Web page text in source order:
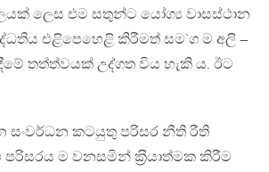
ලෙස එම සතුන්ට යෝග්‍ය වාසස්ථාන
එළිපෙහෙළි කිරීමත් සම`ග ම අලි –
තත්ත්වයක් උද්ගත විය හැකි ය. ඊට
සංවර්ධන කටයුතු පරිසර නීති රීති
ම වනසමින් ක‍්‍රියාත්මක කිරීම